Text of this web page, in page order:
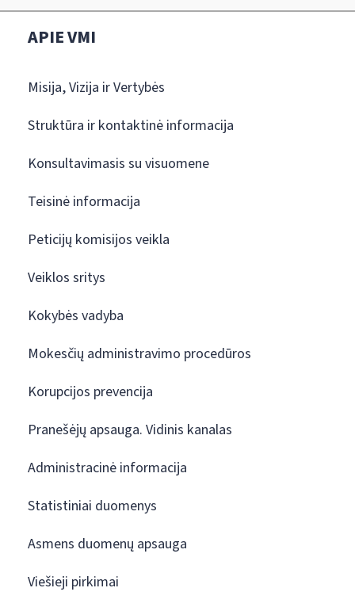
APIE VMI
Misija, Vizija ir Vertybės
Struktūra ir kontaktinė informacija
Konsultavimasis su visuomene
Teisinė informacija
Peticijų komisijos veikla
Veiklos sritys
Kokybės vadyba
Mokesčių administravimo procedūros
Korupcijos prevencija
Pranešėjų apsauga. Vidinis kanalas
Administracinė informacija
Statistiniai duomenys
Asmens duomenų apsauga
Viešieji pirkimai